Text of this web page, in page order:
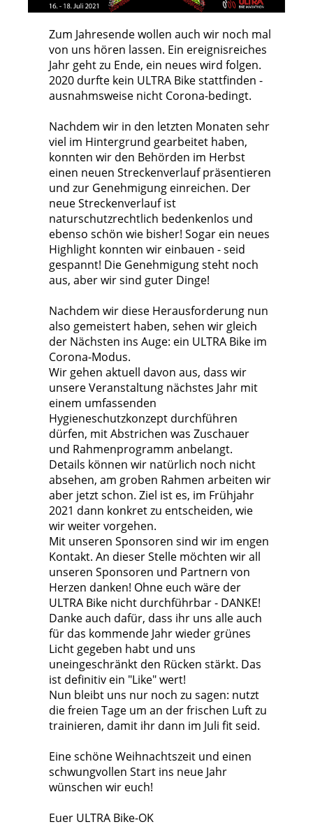
Zum Jahresende wollen auch wir noch mal
von uns hören lassen. Ein ereignisreiches
Jahr geht zu Ende, ein neues wird folgen.
2020 durfte kein ULTRA Bike stattfinden -
ausnahmsweise nicht Corona-bedingt.
Nachdem wir in den letzten Monaten sehr
viel im Hintergrund gearbeitet haben,
konnten wir den Behörden im Herbst
einen neuen Streckenverlauf präsentieren
und zur Genehmigung einreichen. Der
neue Streckenverlauf ist
naturschutzrechtlich bedenkenlos und
ebenso schön wie bisher! Sogar ein neues
Highlight konnten wir einbauen - seid
gespannt! Die Genehmigung steht noch
aus, aber wir sind guter Dinge!
Nachdem wir diese Herausforderung nun
also gemeistert haben, sehen wir gleich
der Nächsten ins Auge: ein ULTRA Bike im
Corona-Modus.
Wir gehen aktuell davon aus, dass wir
unsere Veranstaltung nächstes Jahr mit
einem umfassenden
Hygieneschutzkonzept durchführen
dürfen, mit Abstrichen was Zuschauer
und Rahmenprogramm anbelangt.
Details können wir natürlich noch nicht
absehen, am groben Rahmen arbeiten wir
aber jetzt schon. Ziel ist es, im Frühjahr
2021 dann konkret zu entscheiden, wie
wir weiter vorgehen.
Mit unseren Sponsoren sind wir im engen
Kontakt. An dieser Stelle möchten wir all
unseren Sponsoren und Partnern von
Herzen danken! Ohne euch wäre der
ULTRA Bike nicht durchführbar - DANKE!
Danke auch dafür, dass ihr uns alle auch
für das kommende Jahr wieder grünes
Licht gegeben habt und uns
uneingeschränkt den Rücken stärkt. Das
ist definitiv ein "Like" wert!
Nun bleibt uns nur noch zu sagen: nutzt
die freien Tage um an der frischen Luft zu
trainieren, damit ihr dann im Juli fit seid.
Eine schöne Weihnachtszeit und einen
schwungvollen Start ins neue Jahr
wünschen wir euch!
Euer ULTRA Bike-OK